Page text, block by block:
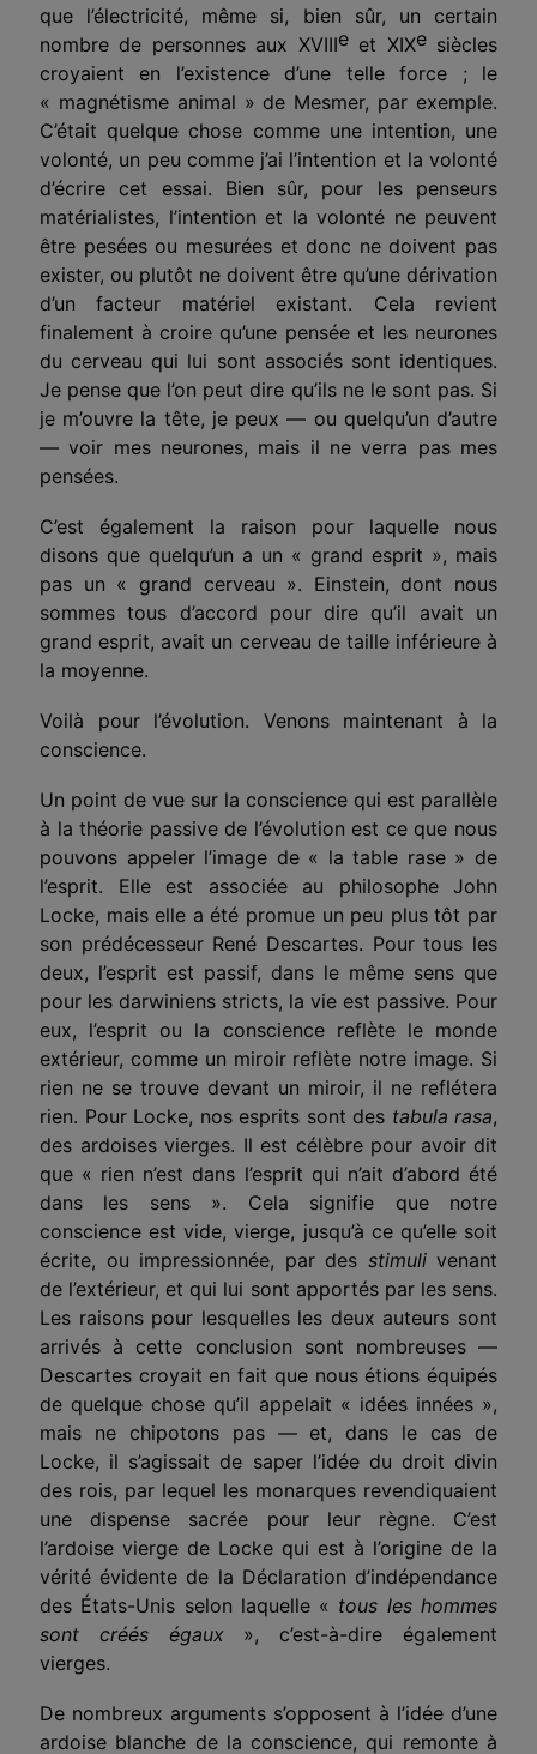
que l’électricité, même si, bien sûr, un certain
nombre de personnes aux XVIIIeet XIXesiècles
croyaient en l’existence d’une telle force ; le
« magnétisme animal » de Mesmer, par exemple.
C’était quelque chose comme une intention, une
volonté, un peu comme j’ai l’intention et la volonté
d’écrire cet essai. Bien sûr, pour les penseurs
matérialistes, l’intention et la volonté ne peuvent
être pesées ou mesurées et donc ne doivent pas
exister, ou plutôt ne doivent être qu’une dérivation
d’un facteur matériel existant. Cela revient
finalement à croire qu’une pensée et les neurones
du cerveau qui lui sont associés sont identiques.
Je pense que l’on peut dire qu’ils ne le sont pas. Si
je m’ouvre la tête, je peux — ou quelqu’un d’autre
— voir mes neurones, mais il ne verra pas mes
pensées.
C’est également la raison pour laquelle nous
disons que quelqu’un a un « grand esprit », mais
pas un « grand cerveau ». Einstein, dont nous
sommes tous d’accord pour dire qu’il avait un
grand esprit, avait un cerveau de taille inférieure à
la moyenne.
Voilà pour l’évolution. Venons maintenant à la
conscience.
Un point de vue sur la conscience qui est parallèle
à la théorie passive de l’évolution est ce que nous
pouvons appeler l’image de « la table rase » de
l’esprit. Elle est associée au philosophe John
Locke, mais elle a été promue un peu plus tôt par
son prédécesseur René Descartes. Pour tous les
deux, l’esprit est passif, dans le même sens que
pour les darwiniens stricts, la vie est passive. Pour
eux, l’esprit ou la conscience reflète le monde
extérieur, comme un miroir reflète notre image. Si
rien ne se trouve devant un miroir, il ne reflétera
rien. Pour Locke, nos esprits sont des tabula rasa,
des ardoises vierges. Il est célèbre pour avoir dit
que « rien n’est dans l’esprit qui n’ait d’abord été
dans les sens ». Cela signifie que notre
conscience est vide, vierge, jusqu’à ce qu’elle soit
écrite, ou impressionnée, par des stimulivenant
de l’extérieur, et qui lui sont apportés par les sens.
Les raisons pour lesquelles les deux auteurs sont
arrivés à cette conclusion sont nombreuses —
Descartes croyait en fait que nous étions équipés
de quelque chose qu’il appelait « idées innées »,
mais ne chipotons pas — et, dans le cas de
Locke, il s’agissait de saper l’idée du droit divin
des rois, par lequel les monarques revendiquaient
une dispense sacrée pour leur règne. C’est
l’ardoise vierge de Locke qui est à l’origine de la
vérité évidente de la Déclaration d’indépendance
des États-Unis selon laquelle « tous les hommes
sont créés égaux», c’est-à-dire également
vierges.
De nombreux arguments s’opposent à l’idée d’une
ardoise blanche de la conscience, qui remonte à